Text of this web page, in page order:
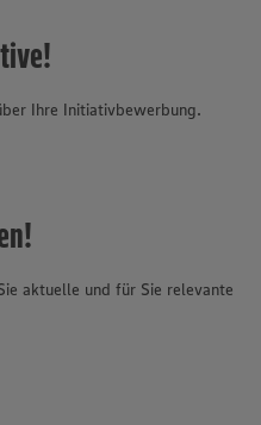
Ihre Initiativbewerbung.
aktuelle und für Sie relevante